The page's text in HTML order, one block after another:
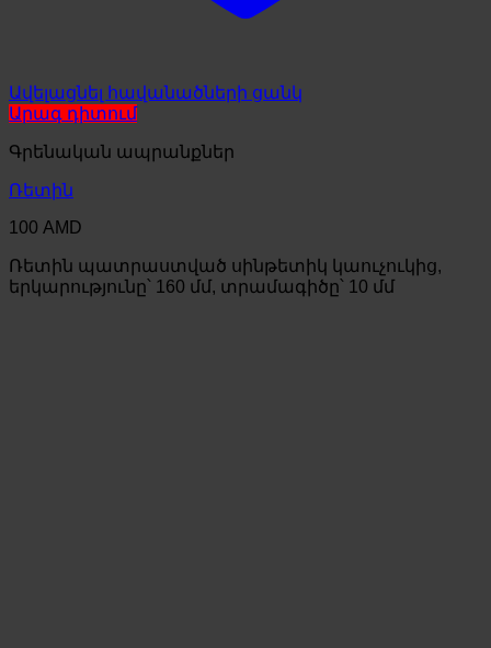
Ավելացնել հավանածների ցանկ
Արագ դիտում
Գրենական ապրանքներ
Ռետին
100 AMD
Ռետին պատրաստված սինթետիկ կաուչուկից,
երկարությունը՝ 160 մմ, տրամագիծը՝ 10 մմ